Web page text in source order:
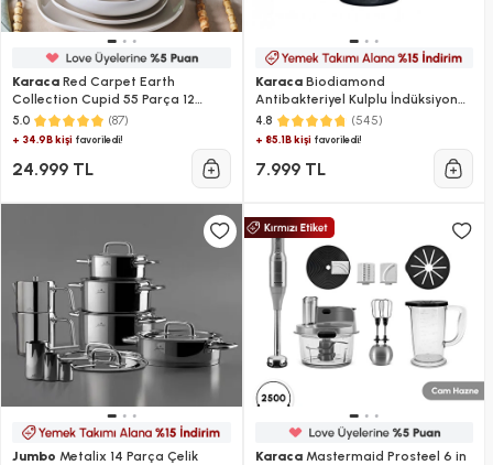
Karaca Red Carpet Earth
Collection Cupid 55 Parça 12
Kişilik Yemek Takımı
5.0 (87)
+ 34.9B kişi favoriledi!
24.999 TL
KaracaBiodiamond
Antibakteriyel Kulplu İndüksiyon
Tabanlı 7 Parça Tencere ve Tava
Seti
4.8 (545)
+ 85.1B kişifavoriledi!
7.999 TL
Jumbo Metalix 14 Parça Çelik
KaracaMastermaid Prosteel 6 in